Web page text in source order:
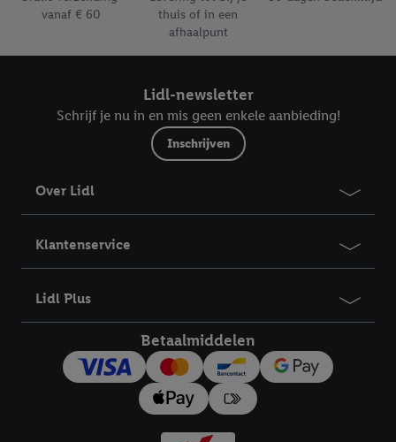
Als er een XL-toeslag aangerekend wordt voor de levering van
je pakket, zie je die in je winkelmand en in je besteloverzicht.
vanaf € 60
thuis of in een
afhaalpunt
Lidl-newsletter
Schrijf je nu in en mis geen enkele aanbieding!
Inschrijven
Over Lidl
Klantenservice
Lidl Plus
Betaalmiddelen